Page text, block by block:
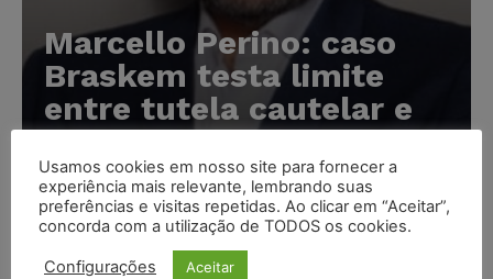
Marcello Perino: caso
Braskem testa limite
entre tutela cautelar e
recuperação judicial
Karina Silvério 06/08/2026
IA da Anthropic cria identidades falsas em teste de
segurança e acende alerta sobre riscos de autonomia
Usamos cookies em nosso site para fornecer a
experiência mais relevante, lembrando suas
preferências e visitas repetidas. Ao clicar em “Aceitar”,
concorda com a utilização de TODOS os cookies.
Configurações Aceitar